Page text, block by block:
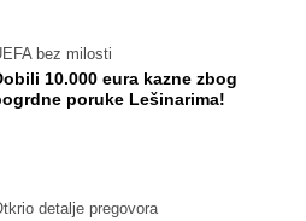
bez milosti
10.000 eura kazne zbog
poruke Lešinarima!
detalje pregovora